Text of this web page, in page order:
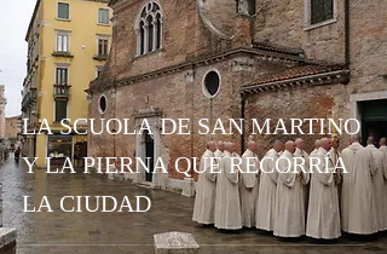
LA SCUOLA DE SAN MARTINO
Y LA PIERNA QUE RECORRÍA
LA CIUDAD